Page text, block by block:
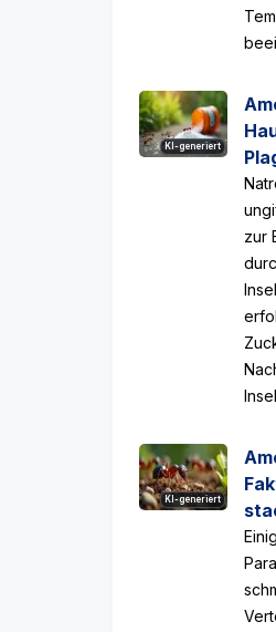
KI-generiert
zur
KI-generiert